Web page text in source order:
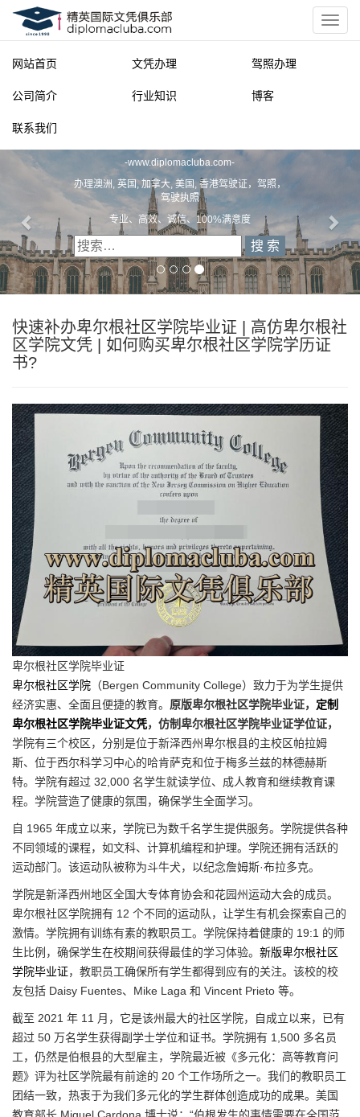
网站首页 文凭办理 驾照办理
公司简介 行业知识 博客
联系我们
-www.diplomacluba.com-
办理澳洲, 英国, 加拿大, 美国, 香港驾驶证，驾照，
驾驶执照
专业、高效、诚信、100%满意度
快速补办卑尔根社区学院毕业证 | 高仿卑尔根社
区学院文凭 | 如何购买卑尔根社区学院学历证
书?
卑尔根社区学院毕业证
卑尔根社区学院 （Bergen Community College）致力于为学生提供
经济实惠、全面且便捷的教育。 原版卑尔根社区学院毕业证， 定制
卑尔根社区学院毕业证文凭，仿制卑尔根社区学院毕业证学位证，
学院有三个校区，分别是位于新泽西州卑尔根县的主校区帕拉姆
斯、位于西尔科学习中心的哈肯萨克和位于梅多兰兹的林德赫斯
特。学院有超过 32,000 名学生就读学位、成人教育和继续教育课
程。学院营造了健康的氛围，确保学生全面学习。
自 1965 年成立以来，学院已为数千名学生提供服务。学院提供各种
不同领域的课程，如文科、计算机编程和护理。学院还拥有活跃的
运动部门。该运动队被称为斗牛犬，以纪念詹姆斯·布拉多克。
学院是新泽西州地区全国大专体育协会和花园州运动大会的成员。
卑尔根社区学院拥有 12 个不同的运动队，让学生有机会探索自己的
激情。学院拥有训练有素的教职员工。学院保持着健康的 19:1 的师
生比例，确保学生在校期间获得最佳的学习体验。 新版卑尔根社区
学院毕业证，教职员工确保所有学生都得到应有的关注。该校的校
友包括 Daisy Fuentes、Mike Laga 和 Vincent Prieto 等。
截至 2021 年 11 月，它是该州最大的社区学院，自成立以来，已有
超过 50 万名学生获得副学士学位和证书。学院拥有 1,500 多名员
工，仍然是伯根县的大型雇主，学院最近被《多元化：高等教育问
题》评为社区学院最有前途的 20 个工作场所之一。我们的教职员工
团结一致，热衷于为我们多元化的学生群体创造成功的成果。美国